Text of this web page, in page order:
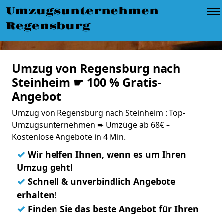
Umzugsunternehmen
Regensburg
Umzug von Regensburg nach
Steinheim ☛ 100 % Gratis-
Angebot
Umzug von Regensburg nach Steinheim : Top-
Umzugsunternehmen ➨ Umzüge ab 68€ –
Kostenlose Angebote in 4 Min.
✓ Wir helfen Ihnen, wenn es um Ihren
Umzug geht!
✓ Schnell & unverbindlich Angebote
erhalten!
✓ Finden Sie das beste Angebot für Ihren